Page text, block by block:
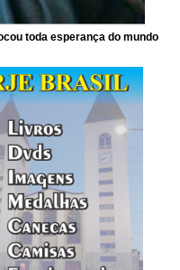
toda esperança do mundo